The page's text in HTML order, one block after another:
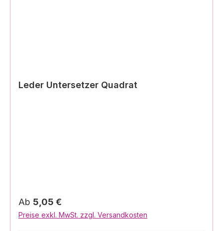
Leder Untersetzer Quadrat
Regulärer Preis:
Ab 5,05 €
Preise exkl. MwSt. zzgl. Versandkosten